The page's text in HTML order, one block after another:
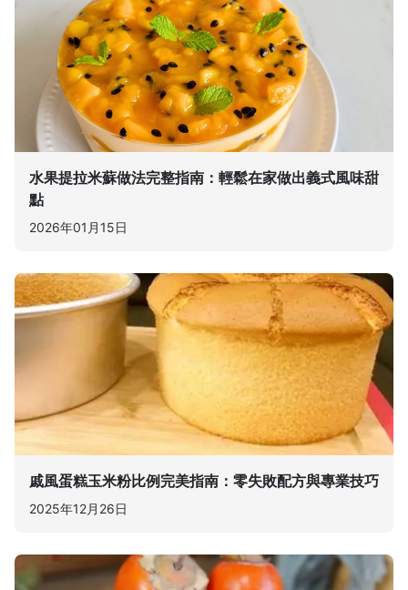
水果提拉米蘇做法完整指南：輕鬆在家做出義式風味甜
點
2026年01月15日
戚風蛋糕玉米粉比例完美指南：零失敗配方與專業技巧
2025年12月26日